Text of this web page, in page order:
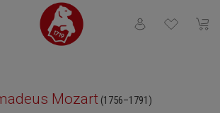
Du hast 0
Mozart (1756–1791)